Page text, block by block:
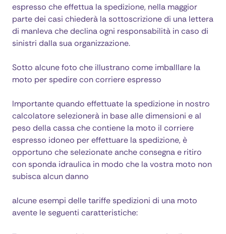
espresso che effettua la spedizione, nella maggior
parte dei casi chiederà la sottoscrizione di una lettera
di manleva che declina ogni responsabilità in caso di
sinistri dalla sua organizzazione.
Sotto alcune foto che illustrano come imballlare la
moto per spedire con corriere espresso
Importante quando effettuate la spedizione in nostro
calcolatore selezionerà in base alle dimensioni e al
peso della cassa che contiene la moto il corriere
espresso idoneo per effettuare la spedizione, è
opportuno che selezionate anche consegna e ritiro
con sponda idraulica in modo che la vostra moto non
subisca alcun danno
alcune esempi delle tariffe spedizioni di una moto
avente le seguenti caratteristiche: